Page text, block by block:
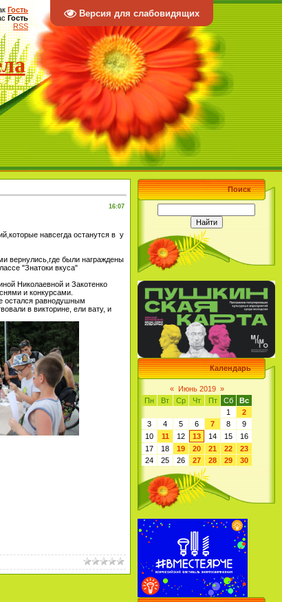
Версия для слабовидящих
Гость
Гость
RSS
16:07
навсегда останутся в у
вернулись,где были награждены
"Знатоки вкуса"
Николаевной и Закотенко
и конкурсами.
остался равнодушным
в викторине, ели вату, и
Поиск
Календарь
« Июнь 2019 »
Пн
Вт Ср Чт Пт Сб
Вс
1
2
3
4 5 6 7 8
9
10
11 12 13 14 15
16
17
18 19 20 21 22
23
24
25 26 27 28 29 30